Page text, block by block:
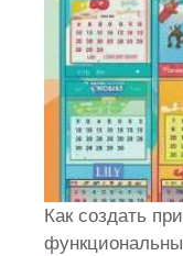
Как создать